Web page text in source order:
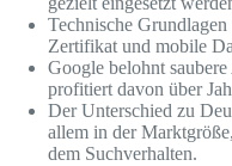
Technische
Zertifikat und mobile
Google belohnt
profitiert davon über
Der Unterschied zu
allem in der
dem Suchverhalten.